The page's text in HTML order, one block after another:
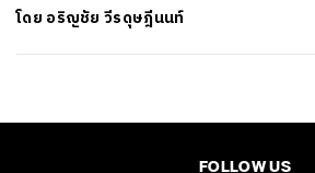
โดย อริญชัย วีรดุษฎีนนท์
FOLLOW US